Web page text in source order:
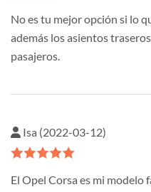
No es tu mejor opción si lo
además los asientos
pasajeros.
Isa (2022-03-12)
El Opel Corsa es mi modelo